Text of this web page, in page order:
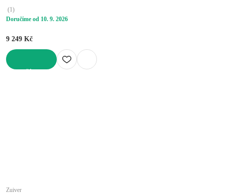
(1)
Doručíme od 10. 9. 2026
9 249 Kč
Zuiver